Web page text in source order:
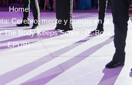
Home
Cerebro, mente y cuerpo en la
The Body Keeps Score : (E-Book
EPUB)